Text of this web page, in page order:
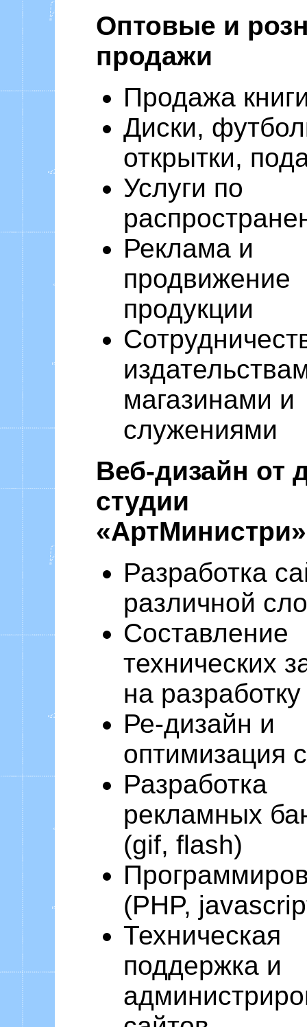
Оптовые и
продажи
Продажа
Диски,
открытки,
Услуги по
Реклама и
продвижение
продукции
магазинами и
служениями
Веб-дизайн от
студии
«АртМинистри»
Разработка
различной
Составление
технических
на разработку
Ре-дизайн и
оптимизация
Разработка
рекламных
(gif, flash)
(PHP,
Техническая
поддержка и